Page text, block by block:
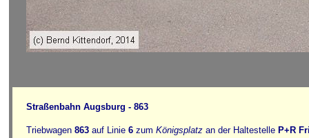
Straßenbahn Augsburg - 863
Triebwagen 863 auf Linie 6 zum Königsplatz an der Haltestelle P+R